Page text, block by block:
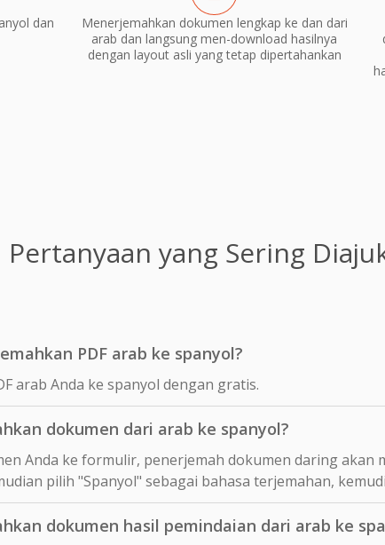
dan
Menerjemahkan dokumen lengkap ke dan dari
arab dan langsung men-download hasilnya
dengan layout asli yang tetap dipertahankan
Pertanyaan yang Sering
PDF arab ke spanyol?
arab Anda ke spanyol dengan gratis.
dokumen dari arab ke spanyol?
Anda ke formulir, penerjemah dokumen daring akan
pilih "Spanyol" sebagai bahasa terjemahan,
dokumen hasil pemindaian dari arab ke